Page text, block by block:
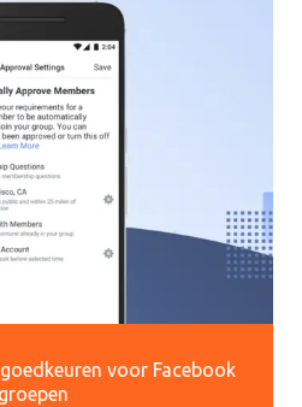
voor Facebook
groepen